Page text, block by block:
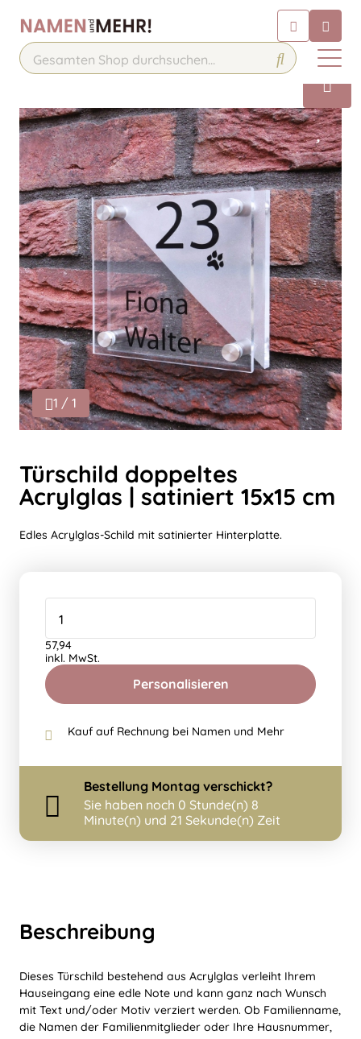
Chatten Sie 24/7 mit unserem
hilfreichen Chatbot
Kontakt
Beschreibung
Dieses Türschild bestehend aus Acrylglas verleiht Ihrem
Hauseingang eine edle Note und kann ganz nach Wunsch
mit Text und/oder Motiv verziert werden. Ob Familienname,
die Namen der Familienmitglieder oder Ihre Hausnummer,
1 / 1
Türschild doppeltes
Acrylglas | satiniert 15x15 cm
Edles Acrylglas-Schild mit satinierter Hinterplatte.
Personalisieren
57,94
inkl. MwSt.
Kauf auf Rechnung bei Namen und Mehr
Bestellung Montag verschickt?
Sie haben noch 0 Stunde(n) 8
Minute(n) und 20 Sekunde(n) Zeit